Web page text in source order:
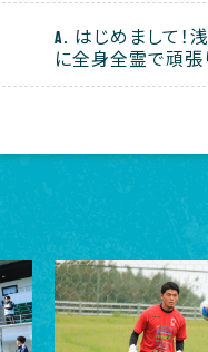
はじめまして！
に全身全霊で頑張